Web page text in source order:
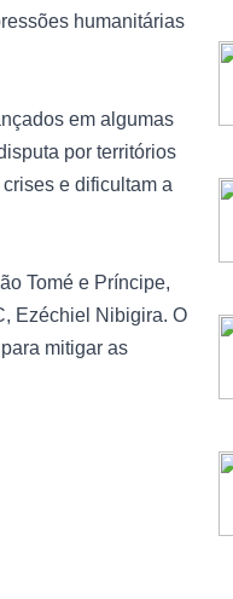
humanitárias
em algumas
por territórios
e dificultam a
Tomé e Príncipe,
Ezéchiel Nibigira. O
mitigar as